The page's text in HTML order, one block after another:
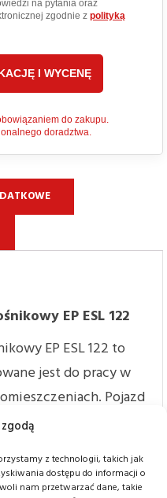
z technologii, takich jak
dostępu do informacji o
nam przetwarzać dane, takie
na pytania oraz
zgodnie z polityką
do zakupu.
doradztwa.
EP ESL 122
EP ESL 122 to
jest do pracy w
Pojazd
rozmiarów oferuje
pracy.